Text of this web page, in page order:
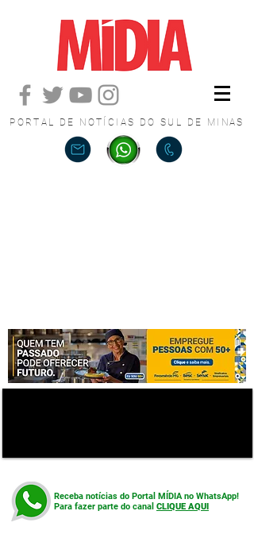
PORTAL DE NOTÍCIAS DO SUL DE MINAS
Receba notícias do Portal MÍDIA no WhatsApp!
Para fazer parte do canal CLIQUE AQUI